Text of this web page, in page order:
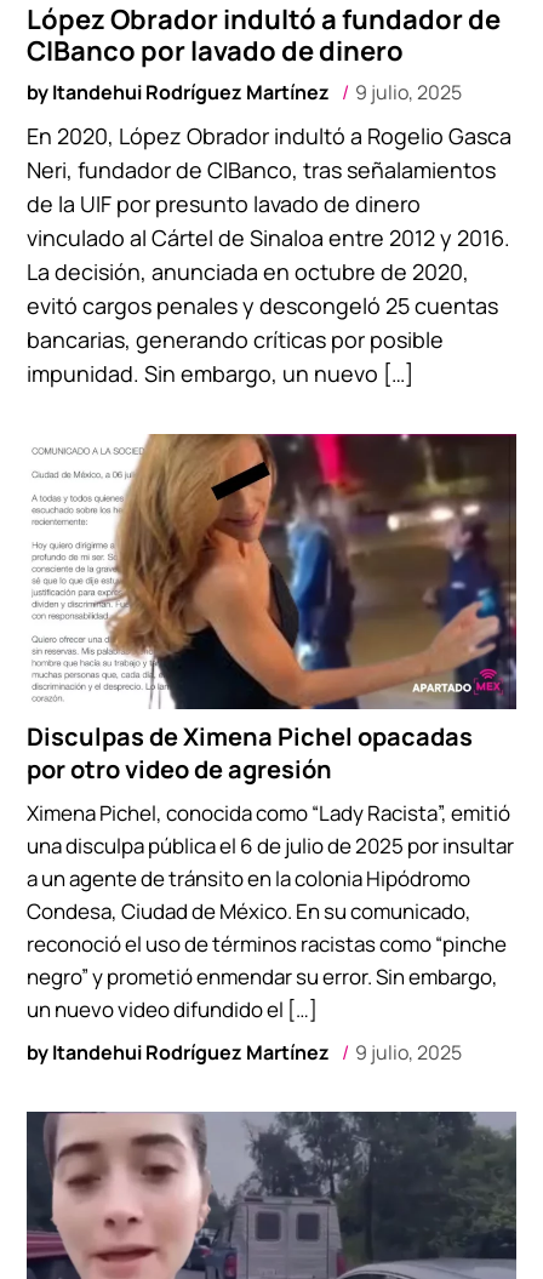
López Obrador indultó a fundador de
CIBanco por lavado de dinero
byItandehui Rodríguez Martínez 9 julio, 2025
En 2020, López Obrador indultó a Rogelio Gasca
Neri, fundador de CIBanco, tras señalamientos
de la UIF por presunto lavado de dinero
vinculado al Cártel de Sinaloa entre 2012 y 2016.
La decisión, anunciada en octubre de 2020,
evitó cargos penales y descongeló 25 cuentas
bancarias, generando críticas por posible
impunidad. Sin embargo, un nuevo […]
Disculpas de Ximena Pichel opacadas
por otro video de agresión
byItandehui Rodríguez Martínez 9 julio, 2025
Ximena Pichel, conocida como “Lady Racista”, emitió
una disculpa pública el 6 de julio de 2025 por insultar
a un agente de tránsito en la colonia Hipódromo
Condesa, Ciudad de México. En su comunicado,
reconoció el uso de términos racistas como “pinche
negro” y prometió enmendar su error. Sin embargo,
un nuevo video difundido el […]